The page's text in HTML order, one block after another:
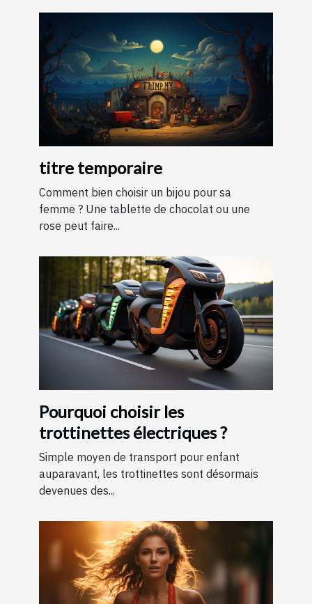
titre temporaire
Comment bien choisir un bijou pour sa
femme ? Une tablette de chocolat ou une
rose peut faire...
Pourquoi choisir les
trottinettes électriques ?
Simple moyen de transport pour enfant
auparavant, les trottinettes sont désormais
devenues des...